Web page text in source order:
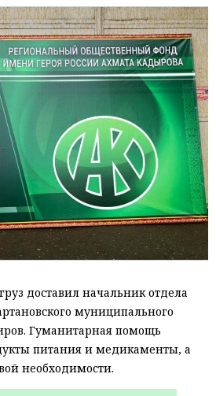
доставил начальник отдела
муниципального
Гуманитарная помощь
питания и медикаменты, а
необходимости.